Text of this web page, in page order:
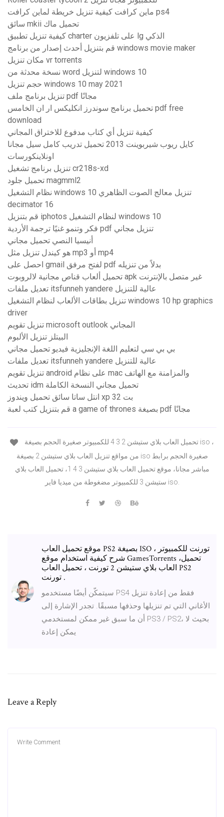
ماين كرافت كيفية تنزيل خريطة لماين كرافت ps4
سائق mkii تحميل ماك
كيفية تنزيل تطبيق charter على تلفزيون lg الذكي
قم بتنزيل أحدث إصدار من برنامج windows movie maker
مكان تنزيل vr torrents
نسخة محدثة من word لتنزيل windows 10
حجم تنزيل windows 10 may 2021
تنزيل برنامج ملف pdf مجانًا
تحميل برنامج سوندرز انكليكس ار ان الخامس pdf free
download
كيفية تنزيل أي كتاب مدفوع للاختراق المجاني
كايل ريوب شيربوينت 2013 تحميل تدريب كامل سيل مجانا
اونلاينكورسات
تنزيل برنامج تشغيل cr218s-xd
تحميل جلود magmml2
نظام التشغيل windows 10 تنزيل معالج الصوت الظاهري
decimator 16
قم بتنزيل iphotos لنظام التشغيل windows 10
فكر وتنمو غنيًا ترجمة الأردية pdf تنزيل مجاني
أنيسيا النصي تحميل مجاني
هو كيندل تنزيل مثل mp3 أو mp4
احصل على gmail لفتح مرفق pdf بدلاً من تنزيله
تحميل ألعاب قناص مجانية لالروبوت apk غير متصل بالإنترنت
تعديل ملفات itsfunneh yandere عالية للتنزيل
تنزيل بطاقات الألعاب لنظام التشغيل windows 10 hp graphics
driver
تنزيل تقويم microsoft outlook المجاني
البيتلز تنزيل الألبوم
بي بي سي لتعليم اللغة الإنجليزية فيديو تحميل مجاني
تعديل ملفات itsfunneh yandere عالية للتنزيل
تنزيل تقويم android على نظام mac والمزامنة مع الهاتف
تحديث idm تحميل مجاني النسخة الكاملة
انتل ساتا سائق تحميل ويندوز xp 32 بت
قم بتنزيل كتب لعبة a game of thrones بصيغة pdf مجانًا
من مواقع تنزيل العاب بلاي ستيشن 2 بصيغة iso صغيرة الحجم برابط
مباشر مجانا، موقع تحميل العاب بلاي ستيشن 3 4 1، تحميل العاب بلاي
ستيشن 3 للكمبيوتر مضغوطة من ميديا فاير iso.
موقع تحميل العاب PS2 بصيغة ISO تورنت للكمبيوتر ،
شرح كيفية استخدام موقع GamesTorrents ،تحميل
العاب بلاي ستيشن 2 تورنت ، تحميل العاب PS2
تورنت .
سيتمكّن أيضًا مستخدمو PS4 فقط من إعادة تنزيل
الأغاني التي تم تنزيلها وحذفها مسبقًا. تجدر الإشارة إلى
أن ما سبق غير ممكن لمستخدمي PS3 / ‏PS2، بحيث لا
Leave a Reply